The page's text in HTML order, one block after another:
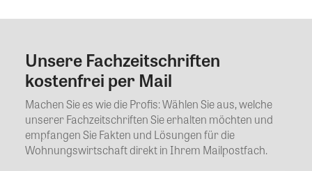
Kommentar
Unsere Fachzeitschriften
kostenfrei per Mail
Machen Sie es wie die Profis: Wählen Sie aus, welche
unserer Fachzeitschriften Sie erhalten möchten und
empfangen Sie Fakten und Lösungen für die
Wohnungswirtschaft direkt in Ihrem Mailpostfach.